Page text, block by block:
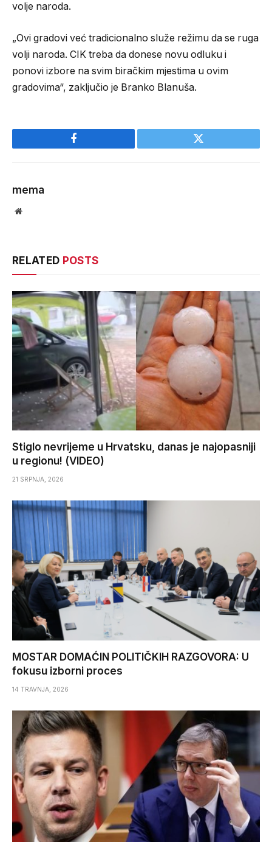
volje naroda.
„Ovi gradovi već tradicionalno služe režimu da se ruga
volji naroda. CIK treba da donese novu odluku i
ponovi izbore na svim biračkim mjestima u ovim
gradovima“, zaključio je Branko Blanuša.
Facebook Twitter
mema
Website
RELATED POSTS
Stiglo nevrijeme u Hrvatsku, danas je najopasniji
u regionu! (VIDEO)
21 SRPNJA, 2026
MOSTAR DOMAĆIN POLITIČKIH RAZGOVORA: U
fokusu izborni proces
14 TRAVNJA, 2026